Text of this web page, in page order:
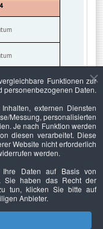
Funktionen zur
personenbezogenen Daten.
externen Diensten
Messung, personalisierten
Je nach Funktion werden
diesen verarbeitet. Diese
Website nicht erforderlich
werden.
Daten auf Basis von
Sie haben das Recht der
tun, klicken Sie bitte auf
Anbieter.